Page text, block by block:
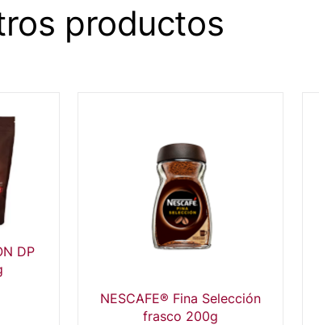
productos
DP
NESCAFE® Fina Selección
frasco 200g